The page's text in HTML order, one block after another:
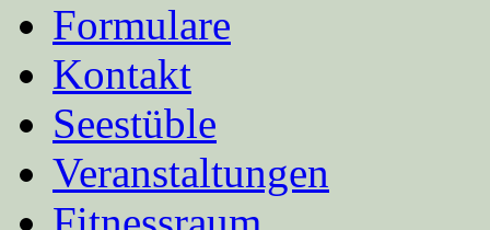
Formulare
Kontakt
Seestüble
Veranstaltungen